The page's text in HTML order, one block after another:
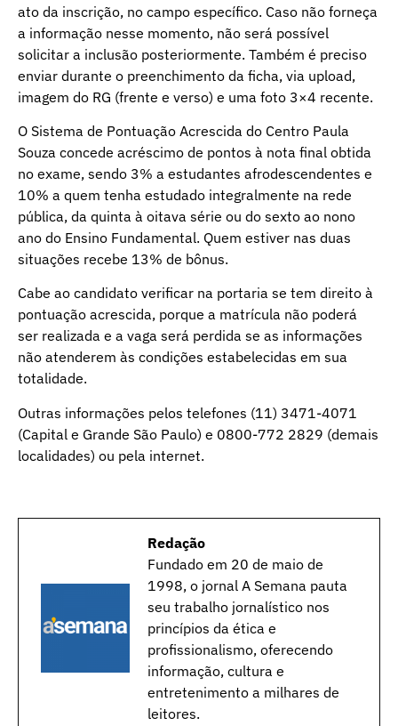
ato da inscrição, no campo específico. Caso não forneça
a informação nesse momento, não será possível
solicitar a inclusão posteriormente. Também é preciso
enviar durante o preenchimento da ficha, via upload,
imagem do RG (frente e verso) e uma foto 3×4 recente.
O Sistema de Pontuação Acrescida do Centro Paula
Souza concede acréscimo de pontos à nota final obtida
no exame, sendo 3% a estudantes afrodescendentes e
10% a quem tenha estudado integralmente na rede
pública, da quinta à oitava série ou do sexto ao nono
ano do Ensino Fundamental. Quem estiver nas duas
situações recebe 13% de bônus.
Cabe ao candidato verificar na portaria se tem direito à
pontuação acrescida, porque a matrícula não poderá
ser realizada e a vaga será perdida se as informações
não atenderem às condições estabelecidas em sua
totalidade.
Outras informações pelos telefones (11) 3471-4071
(Capital e Grande São Paulo) e 0800-772 2829 (demais
localidades) ou pela internet.
Redação
Fundado em 20 de maio de
1998, o jornal A Semana pauta
seu trabalho jornalístico nos
princípios da ética e
profissionalismo, oferecendo
informação, cultura e
entretenimento a milhares de
leitores.